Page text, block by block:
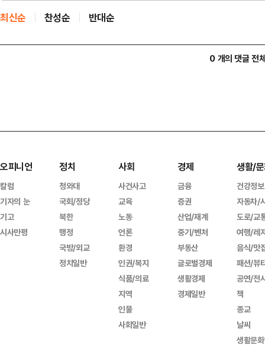
최신순 찬성순 반대순
0 개의 댓글 전
오피니언
칼럼
기자의 눈
기고
시사만평
정치
청와대
국회/정당
북한
행정
국방/외교
정치일반
사회
사건사고
교육
노동
언론
환경
인권/복지
식품/의료
지역
인물
사회일반
경제
금융
증권
산업/재계
중기/벤처
부동산
글로벌경제
생활경제
경제일반
생활/
건강정보
자동차/
도로/교
여행/레
음식/맛
패션/뷰
공연/전
책
종교
날씨
생활문